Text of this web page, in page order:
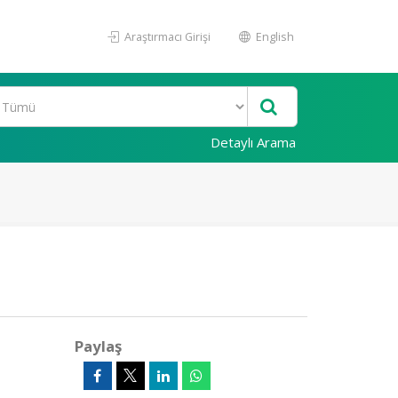
Araştırmacı Girişi English
Detaylı Arama
Paylaş